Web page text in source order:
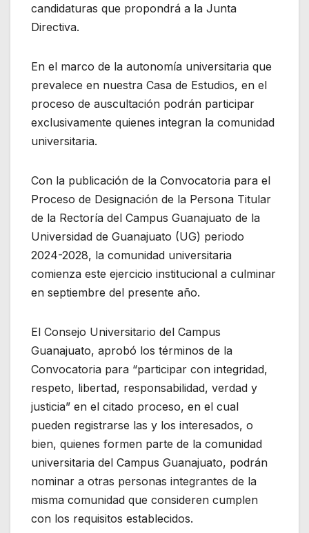
candidaturas que propondrá a la Junta
Directiva.
En el marco de la autonomía universitaria que
prevalece en nuestra Casa de Estudios, en el
proceso de auscultación podrán participar
exclusivamente quienes integran la comunidad
universitaria.
Con la publicación de la Convocatoria para el
Proceso de Designación de la Persona Titular
de la Rectoría del Campus Guanajuato de la
Universidad de Guanajuato (UG) periodo
2024-2028, la comunidad universitaria
comienza este ejercicio institucional a culminar
en septiembre del presente año.
El Consejo Universitario del Campus
Guanajuato, aprobó los términos de la
Convocatoria para “participar con integridad,
respeto, libertad, responsabilidad, verdad y
justicia” en el citado proceso, en el cual
pueden registrarse las y los interesados, o
bien, quienes formen parte de la comunidad
universitaria del Campus Guanajuato, podrán
nominar a otras personas integrantes de la
misma comunidad que consideren cumplen
con los requisitos establecidos.